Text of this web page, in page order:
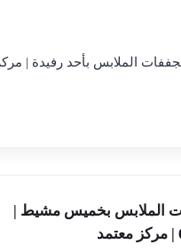
الملابس بأحد رفيدة |
الملابس بخميس مشيط |